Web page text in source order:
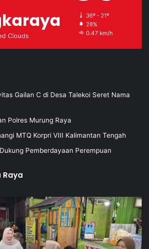
Clouds
36º - 21º
28%
0.47 km/h
Gailan C di Desa Talekoi Seret Nama
Polres Murung Raya
MTQ Korpri VIII Kalimantan Tengah
Pemberdayaan Perempuan
Raya